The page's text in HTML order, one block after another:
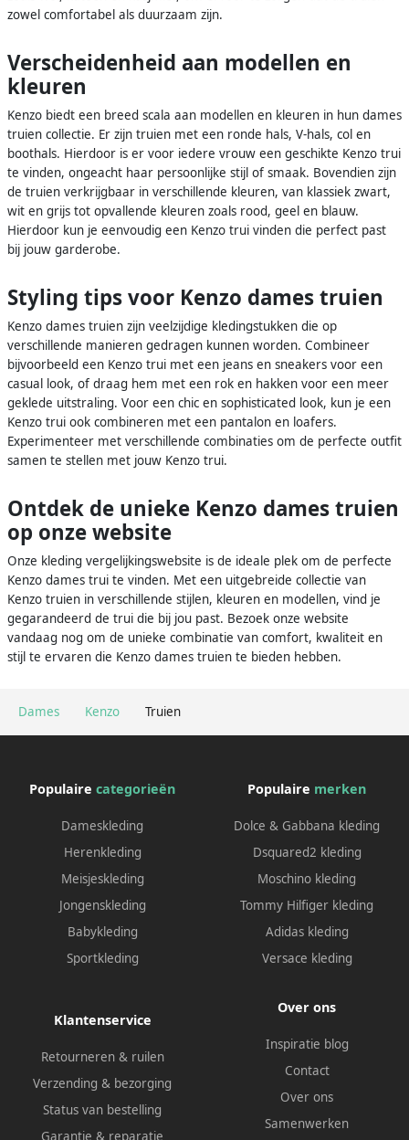
Dames Kenzo Truien
zowel comfortabel als duurzaam zijn.
Verscheidenheid aan modellen en
kleuren
Kenzo biedt een breed scala aan modellen en kleuren in hun dames
truien collectie. Er zijn truien met een ronde hals, V-hals, col en
boothals. Hierdoor is er voor iedere vrouw een geschikte Kenzo trui
te vinden, ongeacht haar persoonlijke stijl of smaak. Bovendien zijn
de truien verkrijgbaar in verschillende kleuren, van klassiek zwart,
wit en grijs tot opvallende kleuren zoals rood, geel en blauw.
Hierdoor kun je eenvoudig een Kenzo trui vinden die perfect past
bij jouw garderobe.
Styling tips voor Kenzo dames truien
Kenzo dames truien zijn veelzijdige kledingstukken die op
verschillende manieren gedragen kunnen worden. Combineer
bijvoorbeeld een Kenzo trui met een jeans en sneakers voor een
casual look, of draag hem met een rok en hakken voor een meer
geklede uitstraling. Voor een chic en sophisticated look, kun je een
Kenzo trui ook combineren met een pantalon en loafers.
Experimenteer met verschillende combinaties om de perfecte outfit
samen te stellen met jouw Kenzo trui.
Ontdek de unieke Kenzo dames truien
op onze website
Onze kleding vergelijkingswebsite is de ideale plek om de perfecte
Kenzo dames trui te vinden. Met een uitgebreide collectie van
Kenzo truien in verschillende stijlen, kleuren en modellen, vind je
gegarandeerd de trui die bij jou past. Bezoek onze website
vandaag nog om de unieke combinatie van comfort, kwaliteit en
stijl te ervaren die Kenzo dames truien te bieden hebben.
Populaire categorieën
Dameskleding
Herenkleding
Meisjeskleding
Jongenskleding
Babykleding
Sportkleding
Populaire merken
Dolce & Gabbana kleding
Dsquared2 kleding
Moschino kleding
Tommy Hilfiger kleding
Adidas kleding
Versace kleding
Klantenservice
Retourneren & ruilen
Verzending & bezorging
Status van bestelling
Garantie & reparatie
Over ons
Inspiratie blog
Contact
Over ons
Samenwerken